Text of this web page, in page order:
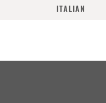
ITALIAN